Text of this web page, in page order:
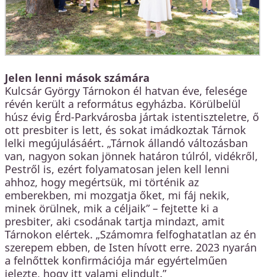
Jelen lenni mások számára
Kulcsár György Tárnokon él hatvan éve, felesége
révén került a református egyházba. Körülbelül
húsz évig Érd-Parkvárosba jártak istentiszteletre, ő
ott presbiter is lett, és sokat imádkoztak Tárnok
lelki megújulásáért. „Tárnok állandó változásban
van, nagyon sokan jönnek határon túlról, vidékről,
Pestről is, ezért folyamatosan jelen kell lenni
ahhoz, hogy megértsük, mi történik az
emberekben, mi mozgatja őket, mi fáj nekik,
minek örülnek, mik a céljaik” – fejtette ki a
presbiter, aki csodának tartja mindazt, amit
Tárnokon elértek. „Számomra felfoghatatlan az én
szerepem ebben, de Isten hívott erre. 2023 nyarán
a felnőttek konfirmációja már egyértelműen
jelezte, hogy itt valami elindult.”